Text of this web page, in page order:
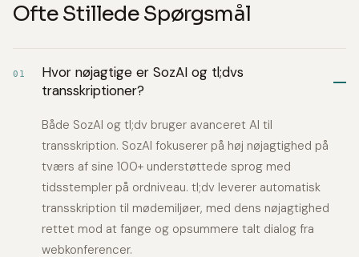
Ofte Stillede Spørgsmål
01
Hvor nøjagtige er SozAI og tl;dvs
transskriptioner?
Både SozAI og tl;dv bruger avanceret AI til
transskription. SozAI fokuserer på høj nøjagtighed på
tværs af sine 100+ understøttede sprog med
tidsstempler på ordniveau. tl;dv leverer automatisk
transskription til mødemiljøer, med dens nøjagtighed
rettet mod at fange og opsummere talt dialog fra
webkonferencer.